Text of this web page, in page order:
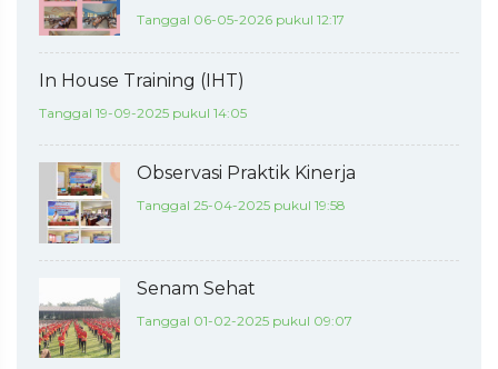
Tanggal 06-05-2026 pukul 12:17
In House Training (IHT)
Tanggal 19-09-2025 pukul 14:05
Observasi Praktik Kinerja
Tanggal 25-04-2025 pukul 19:58
Senam Sehat
Tanggal 01-02-2025 pukul 09:07